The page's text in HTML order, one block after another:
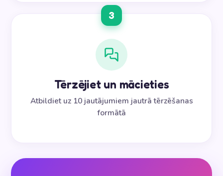
3
Tērzējiet un mācieties
Atbildiet uz 10 jautājumiem jautrā tērzēšanas
formātā